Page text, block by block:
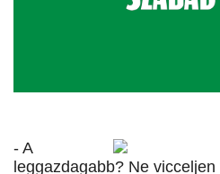
- A
leggazdagabb? Ne